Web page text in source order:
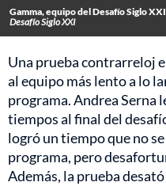
Gamma, equipo del Desafío Siglo
Desafío Siglo XXI
Una prueba contrarreloj
al equipo más lento a lo
programa. Andrea Serna
tiempos al final del
logró un tiempo que no
programa, pero
Además, la prueba